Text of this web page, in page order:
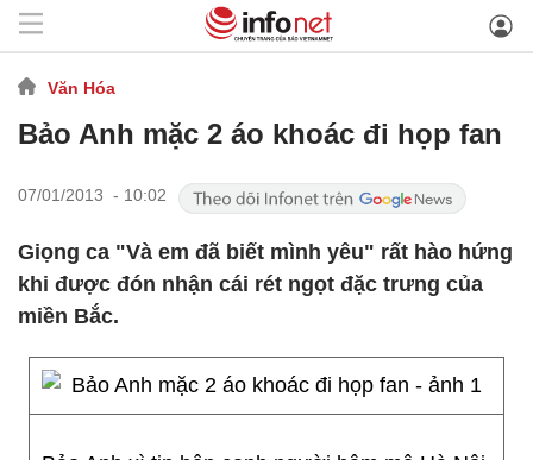
Văn Hóa
Bảo Anh mặc 2 áo khoác đi họp fan
07/01/2013 - 10:02
Giọng ca "Và em đã biết mình yêu" rất hào hứng
khi được đón nhận cái rét ngọt đặc trưng của
miền Bắc.